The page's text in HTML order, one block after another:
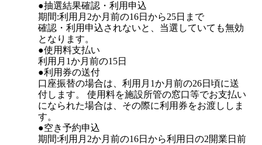
●抽選結果確認・利用申込
期間:利用月2か月前の16日から25日まで
確認・利用申込されないと、当選していても無効
となります。
●使用料支払い
利用月1か月前の15日
●利用券の送付
口座振替の場合は、利用月1か月前の26日頃に送
付します。 使用料を施設所管の窓口等でお支払い
になられた場合は、その際に利用券をお渡ししま
す。
●空き予約申込
期間:利用月2か月前の16日から利用日の2開業日前